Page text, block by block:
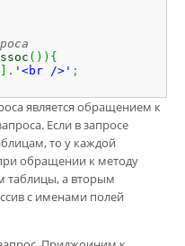
( ) ) {
. '<br />' ;
является обращением к
Если в запросе
то у каждой
обращении к методу
таблицы, а вторым
с именами полей